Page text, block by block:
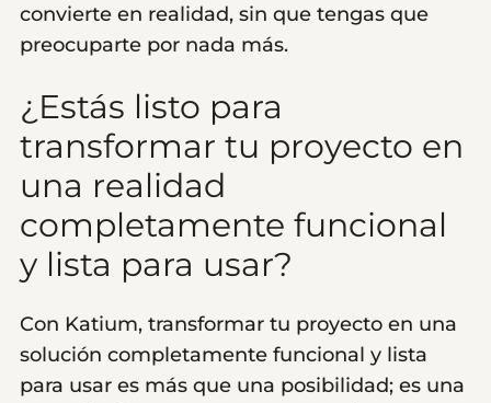
convierte en realidad, sin que tengas que
preocuparte por nada más.
¿Estás listo para
transformar tu proyecto en
una realidad
completamente funcional
y lista para usar?
Con Katium, transformar tu proyecto en una
solución completamente funcional y lista
para usar es más que una posibilidad; es una